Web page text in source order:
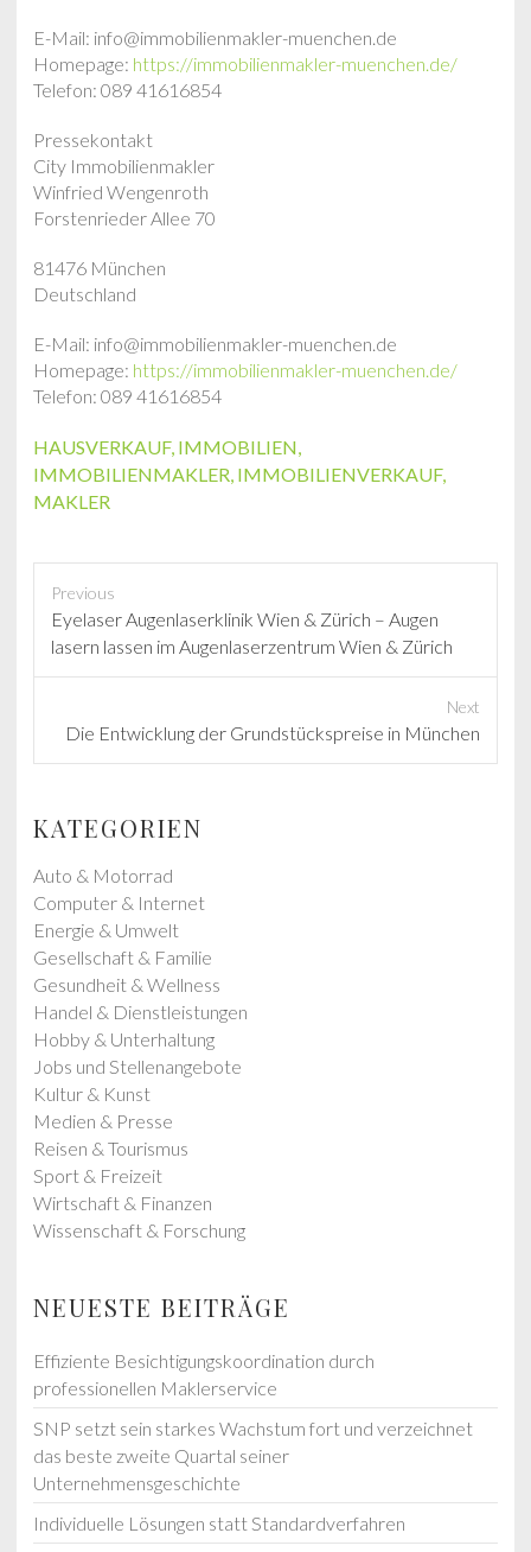
E-Mail: info@immobilienmakler-muenchen.de
Homepage: https://immobilienmakler-muenchen.de/
Telefon: 089 41616854
Pressekontakt
City Immobilienmakler
Winfried Wengenroth
Forstenrieder Allee 70
81476 München
Deutschland
E-Mail: info@immobilienmakler-muenchen.de
Homepage: https://immobilienmakler-muenchen.de/
Telefon: 089 41616854
HAUSVERKAUF, IMMOBILIEN,
IMMOBILIENMAKLER, IMMOBILIENVERKAUF,
MAKLER
Previous
P
r
e
p
o
Eyelaser Augenlaserklinik Wien & Zürich – Augen
lasern lassen im Augenlaserzentrum Wien & Zürich
Next
e
p
o
s
t
:
Die Entwicklung der Grundstückspreise in München
KATEGORIEN
Auto & Motorrad
Computer & Internet
Energie & Umwelt
Gesellschaft & Familie
Gesundheit & Wellness
Handel & Dienstleistungen
Hobby & Unterhaltung
Jobs und Stellenangebote
Kultur & Kunst
Medien & Presse
Reisen & Tourismus
Sport & Freizeit
Wirtschaft & Finanzen
Wissenschaft & Forschung
NEUESTE BEITRÄGE
Effiziente Besichtigungskoordination durch
professionellen Maklerservice
SNP setzt sein starkes Wachstum fort und verzeichnet
das beste zweite Quartal seiner
Unternehmensgeschichte
Individuelle Lösungen statt Standardverfahren